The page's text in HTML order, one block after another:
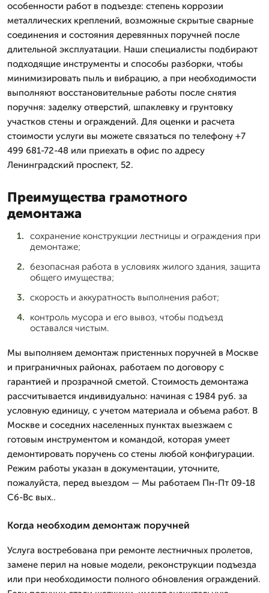
особенности работ в подъезде: степень коррозии
металлических креплений, возможные скрытые сварные
соединения и состояния деревянных поручней после
длительной эксплуатации. Наши специалисты подбирают
подходящие инструменты и способы разборки, чтобы
минимизировать пыль и вибрацию, а при необходимости
выполняют восстановительные работы после снятия
поручня: заделку отверстий, шпаклевку и грунтовку
участков стены и ограждений. Для оценки и расчета
стоимости услуги вы можете связаться по телефону +7
499 681-72-48 или приехать в офис по адресу
Ленинградский проспект, 52.
Преимущества грамотного
демонтажа
сохранение конструкции лестницы и ограждения при
демонтаже;
безопасная работа в условиях жилого здания, защита
общего имущества;
скорость и аккуратность выполнения работ;
контроль мусора и его вывоз, чтобы подъезд
оставался чистым.
Мы выполняем демонтаж пристенных поручней в Москве
и приграничных районах, работаем по договору с
гарантией и прозрачной сметой. Стоимость демонтажа
рассчитывается индивидуально: начиная с 1984 руб. за
условную единицу, с учетом материала и объема работ. В
Москве и соседних населенных пунктах выезжаем с
готовым инструментом и командой, которая умеет
демонтировать поручень со стены любой конфигурации.
Режим работы указан в документации, уточните,
пожалуйста, перед выездом — Мы работаем Пн-Пт 09-18
Сб-Вс вых..
Когда необходим демонтаж поручней
Услуга востребована при ремонте лестничных пролетов,
замене перил на новые модели, реконструкции подъезда
или при необходимости полного обновления ограждений.